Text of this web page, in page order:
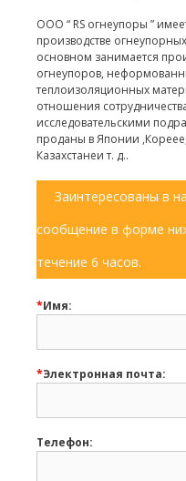
ООО “ RS огнеупоры ”
производстве
основном занимается
огнеупоров,
теплоизоляционных
отношения
исследовательскими
проданы в Японии
Казахстанеи т. д..
Заинтересованы в
сообщение в форме
течение 6 часов.
*Имя:
*Электронная почта:
Телефон: